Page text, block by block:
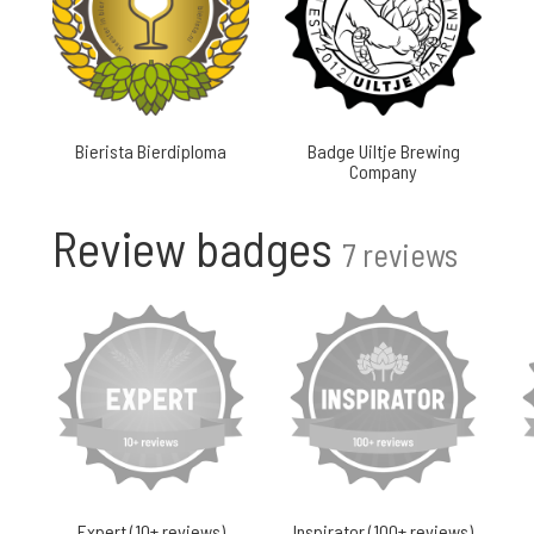
Bierista Bierdiploma
Badge Uiltje Brewing
Company
Review badges 7 reviews